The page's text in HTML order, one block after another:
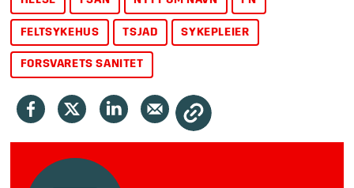
FELTSYKEHUS TSJAD SYKEPLEIER
FORSVARETS SANITET